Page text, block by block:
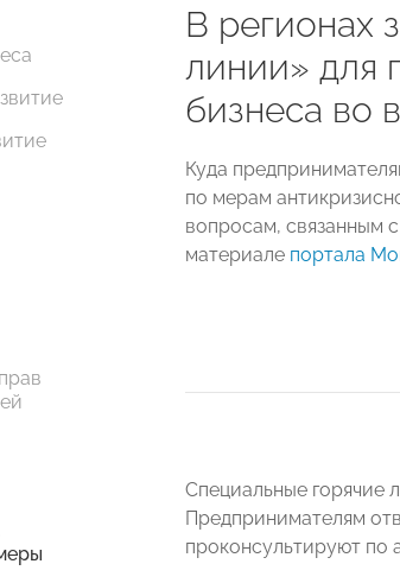
В регионах
линии» для
бизнеса во
Куда
по мерам
вопросам, связанным
материале портала
Специальные горячие
Предпринимателям
проконсультируют по